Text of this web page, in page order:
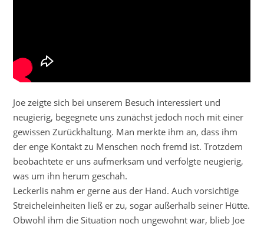
Joe zeigte sich bei unserem Besuch interessiert und
neugierig, begegnete uns zunächst jedoch noch mit einer
gewissen Zurückhaltung. Man merkte ihm an, dass ihm
der enge Kontakt zu Menschen noch fremd ist. Trotzdem
beobachtete er uns aufmerksam und verfolgte neugierig,
was um ihn herum geschah.
Leckerlis nahm er gerne aus der Hand. Auch vorsichtige
Streicheleinheiten ließ er zu, sogar außerhalb seiner Hütte.
Obwohl ihm die Situation noch ungewohnt war, blieb Joe